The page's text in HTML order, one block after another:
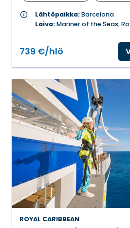
info Lähtöpaikka:Barcelona
Laiva:Mariner of the Seas,
739 €/hlö
ROYAL CARIBBEAN